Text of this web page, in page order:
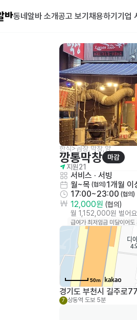
동네알바 소개공고 보기 채용하기 기업
한식>곱창,막창,양
깡통막창
마감
지원21
서비스 · 서빙
월~목 (협의) 1개월 이
17:00~23:00 (협의)
12,000원 (협의)
월 1,152,000원 벌어요
급여가 최저임금 미달이어도
50m
경기도 부천시 길주로
7 상동역 도보 5분